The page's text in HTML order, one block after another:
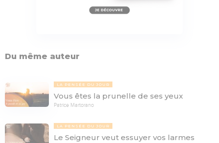
Du même auteur
LA PENSÉE DU JOUR
Vous êtes la prunelle de ses yeux
Patrice Martorano
LA PENSÉE DU JOUR
Le Seigneur veut essuyer vos larmes